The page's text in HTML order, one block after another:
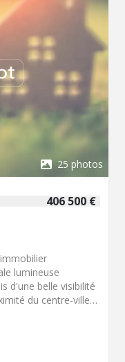
25 photos
406 500 €
lumineuse
d'une belle visibilité
du centre-ville
180 m2 et un
pièces
lui offrent